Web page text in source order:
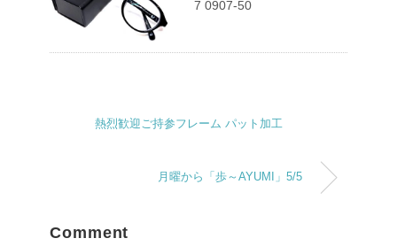
7 0907-50
熱烈歓迎ご持参フレーム パット加工
月曜から「歩～AYUMI」5/5
Comment